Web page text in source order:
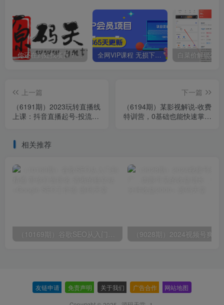
你还在到处找项目？还在当韭菜？我靠卖项目一个月收入5万+，曾经我也是个失败者。 全网VIP课程 无损下载~
上一篇
（6191期）2023玩转直播线
上课：抖音直播起号-投流超
下一篇
（6194期）某影视解说-收费
特训营，0基础也能快速掌握
相关推荐
友链申请 免责声明 关于我们 广告合作 网站地图